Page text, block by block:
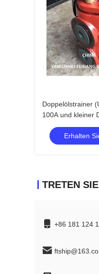
Doppelölstrainer
100A und kleiner
TYPE)
Erhalten
+86 181 124